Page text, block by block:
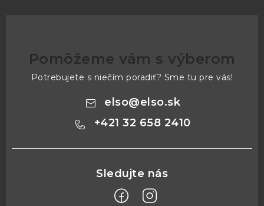
Pomôžeme vám s výberom
Potrebujete s niečím poradiť? Sme tu pre vás!
elso@elso.sk
+421 32 658 2410